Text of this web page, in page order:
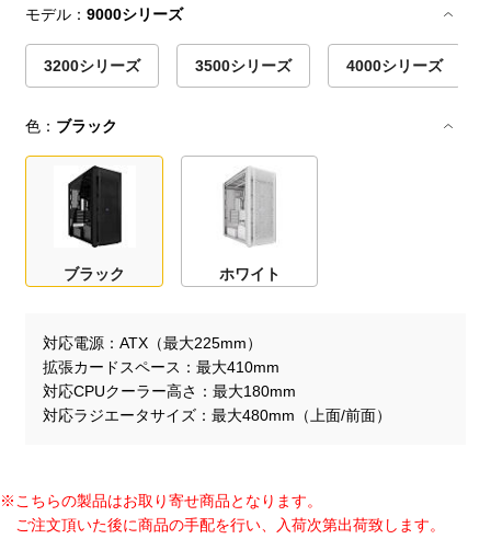
モデル：9000シリーズ
3200シリーズ 3500シリーズ 4000シリーズ
色： ブラック
ブラック ホワイト
対応電源
ATX（最大225mm）
拡張カードスペース
最大410mm
対応CPUクーラー高さ
最大180mm
対応ラジエータサイズ
最大480mm（上面/前面）
※こちらの製品はお取り寄せ商品となります。
ご注文頂いた後に商品の手配を行い、入荷次第出荷致します。